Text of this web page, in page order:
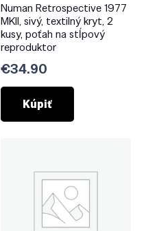
Numan Retrospective 1977
MKII, sivý, textilný kryt, 2
kusy, poťah na stĺpový
reproduktor
€34.90
Kúpiť